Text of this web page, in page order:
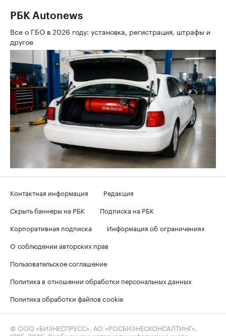
РБК Autonews
Все о ГБО в 2026 году: установка, регистрация, штрафы и
другое
Контактная информация
Редакция
Скрыть баннеры на РБК
Подписка на РБК
Корпоративная подписка
Информация об ограничениях
О соблюдении авторских прав
Пользовательское соглашение
Политика в отношении обработки персональных данных
Политика обработки файлов cookie
© ООО «БИЗНЕСПРЕСС», АО «РОСБИЗНЕСКОНСАЛТИНГ»,